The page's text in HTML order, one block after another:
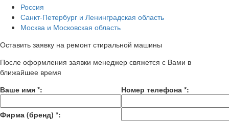
Россия
Санкт-Петербург и Ленинградская область
Москва и Московская область
Оставить заявку на ремонт стиральной машины
После оформления заявки менеджер свяжется с Вами в
ближайшее время
Ваше имя *: Номер телефона *:
Фирма (бренд) *: